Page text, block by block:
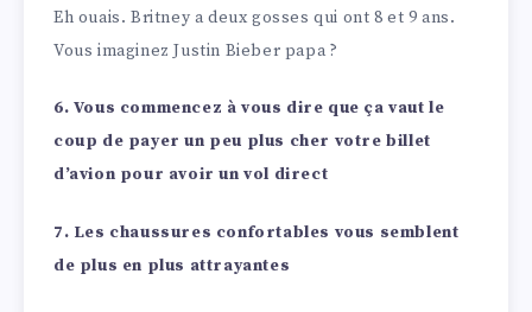
Eh ouais. Britney a deux gosses qui ont 8 et 9 ans.
Vous imaginez Justin Bieber papa ?
6. Vous commencez à vous dire que ça vaut le
coup de payer un peu plus cher votre billet
d’avion pour avoir un vol direct
7. Les chaussures confortables vous semblent
de plus en plus attrayantes